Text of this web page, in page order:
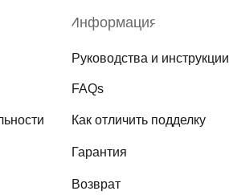
Как отличить подделку
Информация
Руководства и инструкции
FAQs
Гарантия
Возврат